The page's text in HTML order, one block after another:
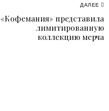
ДАЛЕЕ
«Кофемания» представила
лимитированную
коллекцию мерча